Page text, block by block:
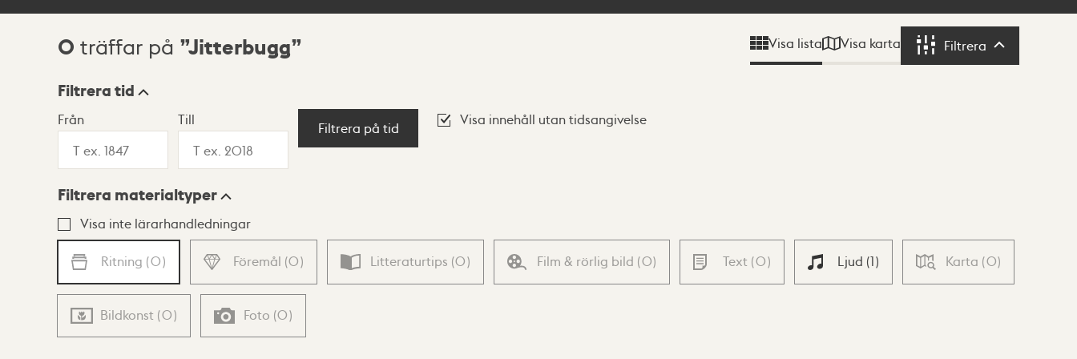
Sökresultat
0 träffar på Jitterbugg Visa lista Visa karta Filtrera Filtrera
Visningsläge
Lista Karta
Filtrera tid
Från Till
Filtrera på tid
Visa innehåll utan tidsangivelse
Filtrera materialtyper
Visa inte lärarhandledningar
Ritning (0) Föremål (0) Litteraturtips (0) Film & rörlig bild (0) Text (0) Ljud (1) Karta (0)
Bildkonst (0) Foto (0)